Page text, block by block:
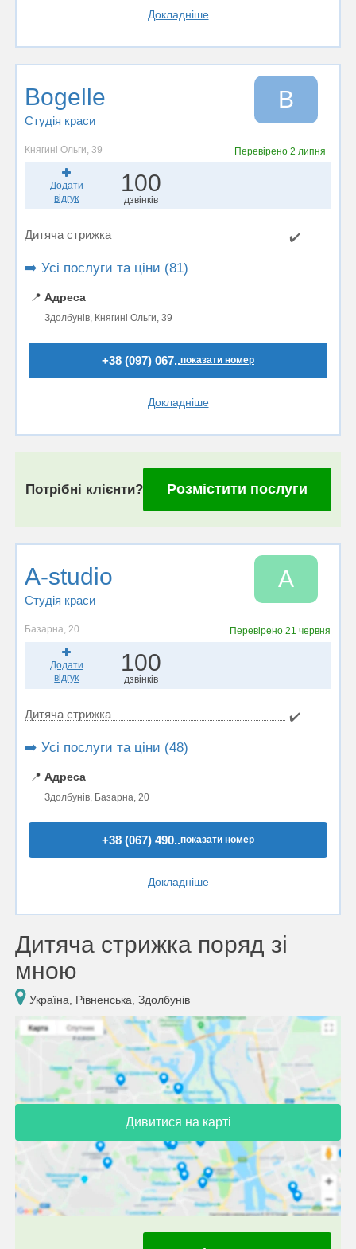
Докладніше
Bogelle
Студія краси
B
Княгині Ольги, 39 Перевірено2 липня
Додати
відгук
100
дзвінків
Дитяча стрижка ✔️
➡️ Усі послуги та ціни (81)
📍 Адреса
Здолбунів, Княгині Ольги, 39
+38 (097) 067..показати номер
Докладніше
Потрібні клієнти? Розмістити послуги
A-studio
Студія краси
A
Базарна, 20 Перевірено21 червня
Додати
відгук
100
дзвінків
Дитяча стрижка ✔️
➡️ Усі послуги та ціни (48)
📍 Адреса
Здолбунів, Базарна, 20
+38 (067) 490..показати номер
Докладніше
Дитяча стрижка поряд зі
мною
Україна, Рівненська, Здолбунів
Дивитися на карті